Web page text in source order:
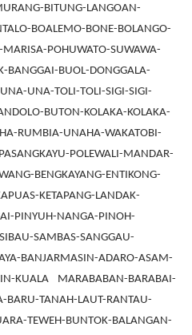
BITUNG-LANGOAN-
BOALEMO-BONE-BOLANGO-
POHUWATO-SUWAWA-
BANGGAI-BUOL-DONGGALA-
UNA-TOLI-TOLI-SIGI-SIGI-
BUTON-KOLAKA-KOLAKA-
RUMBIA-UNAHA-WAKATOBI-
POLEWALI-MANDAR-
BENGKAYANG-ENTIKONG-
KETAPANG-LANDAK-
PINYUH-NANGA-PINOH-
SAMBAS-SANGGAU-
BANJARMASIN-ADARO-ASAM-
KUALA MARABABAN-BARABAI-
BARU-TANAH-LAUT-RANTAU-
TEWEH-BUNTOK-BALANGAN-